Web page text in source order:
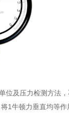
位及压力检测方法
1牛顿力垂直均等